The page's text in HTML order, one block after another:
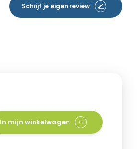
Schrijf je eigen review
In mijn winkelwagen